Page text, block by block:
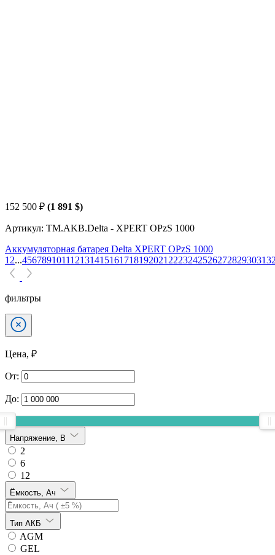
152 500 ₽ (1 891 $)
Артикул: TM.AKB.Delta - XPERT OPzS 1000
Аккумуляторная батарея Delta XPERT OPzS 1000
1 2...456789101112131415161718192021 22232425262728293031
фильтры
Цена, ₽
От:
До:
Напряжение, В
2
6
12
Ёмкость, Ач
Тип АКБ
AGM
GEL